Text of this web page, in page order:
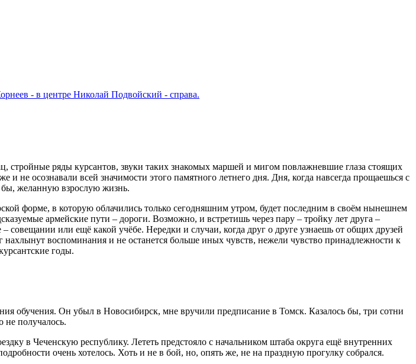
стройные ряды курсантов, звуки таких знакомых маршей и мигом повлажневшие глаза стоящих
осознавали всей значимости этого памятного летнего дня. Дня, когда навсегда прощаешься с
бы, желанную взрослую жизнь.
форме, в которую облачились только сегодняшним утром, будет последним в своём нынешнем
армейские пути – дороги. Возможно, и встретишь через пару – тройку лет друга –
или ещё какой учёбе. Нередки и случаи, когда друг о друге узнаешь от общих друзей
воспоминания и не останется больше иных чувств, нежели чувство принадлежности к
годы.
обучения. Он убыл в Новосибирск, мне вручили предписание в Томск. Казалось бы, три сотни
не получалось.
в Чеченскую республику. Лететь предстояло с начальником штаба округа ещё внутренних
очень хотелось. Хоть и не в бой, но, опять же, не на праздную прогулку собрался.